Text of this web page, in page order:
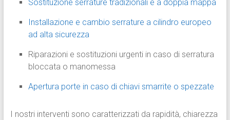
Sostituzione serrature tradizionali e a doppia mappa
Installazione e cambio serrature a cilindro europeo
ad alta sicurezza
Riparazioni e sostituzioni urgenti in caso di serratura
bloccata o manomessa
Apertura porte in caso di chiavi smarrite o spezzate
I nostri interventi sono caratterizzati da rapidità, chiarezza